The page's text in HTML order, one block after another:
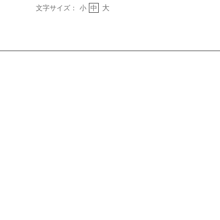
文字サイズ： 小 中 大